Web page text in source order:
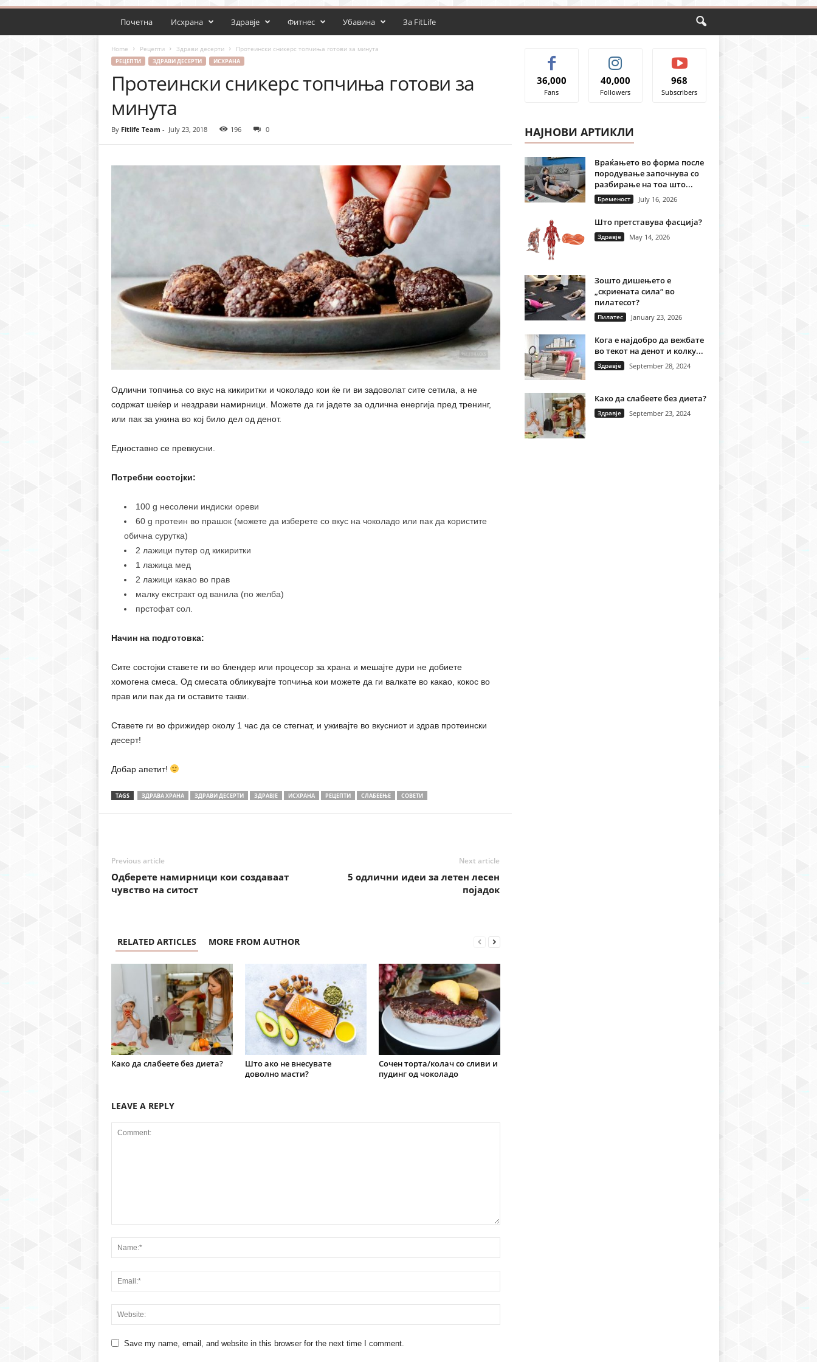
Почетна Исхрана Здравје Фитнес Убавина За FitLife
Home Рецепти Здрави десерти Протеински сникерс топчиња готови за минута
РЕЦЕПТИ ЗДРАВИ ДЕСЕРТИ ИСХРАНА
Протеински сникерс топчиња готови за
минута
By Fitlife Team - July 23, 2018 196 0
Одлични топчиња со вкус на кикиритки и чоколадо кои ќе ги ви задоволат сите сетила, а не
содржат шеќер и нездрави намирници. Можете да ги јадете за одлична енергија пред тренинг,
или пак за ужина во кој било дел од денот.
Едноставно се превкусни.
Потребни состојки:
100 g несолени индиски ореви
60 g протеин во прашок (можете да изберете со вкус на чоколадо или пак да користите
обична сурутка)
2 лажици путер од кикиритки
1 лажица мед
2 лажици какао во прав
малку екстракт од ванила (по желба)
прстофат сол.
Начин на подготовка:
Сите состојки ставете ги во блендер или процесор за храна и мешајте дури не добиете
хомогена смеса. Од смесата обликувајте топчиња кои можете да ги валкате во какао, кокос во
прав или пак да ги оставите такви.
Ставете ги во фрижидер околу 1 час да се стегнат, и уживајте во вкусниот и здрав протеински
десерт!
Добар апетит!
TAGS ЗДРАВА ХРАНА ЗДРАВИ ДЕСЕРТИ ЗДРАВЈЕ ИСХРАНА РЕЦЕПТИ СЛАБЕЕЊЕ СОВЕТИ
Previous article
Одберете намирници кои создаваат
чувство на ситост
Next article
5 одлични идеи за летен лесен
појадок
RELATED ARTICLES MORE FROM AUTHOR
Како да слабеете без диета?
Што ако не внесувате
доволно масти?
Сочен торта/колач со сливи и
пудинг од чоколадо
LEAVE A REPLY
Save my name, email, and website in this browser for the next time I comment.
36,000
Fans
40,000
Followers
968
Subscribers
НАЈНОВИ АРТИКЛИ
Враќањето во форма после
породување започнува со
разбирање на тоа што...
Бременост July 16, 2026
Што претставува фасција?
Здравје May 14, 2026
Зошто дишењето е
„скриената сила“ во
пилатесот?
Пилатес January 23, 2026
Кога е најдобро да вежбате
во текот на денот и колку...
Здравје September 28, 2024
Како да слабеете без диета?
Здравје September 23, 2024